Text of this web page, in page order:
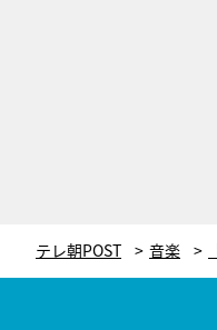
テレ朝POST 音楽